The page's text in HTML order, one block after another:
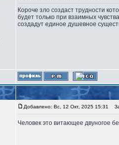
Короче зло создаст трудности
будет только при взаимных
создадут единое душевное
Добавлено: Вс, 12 Окт, 2025 15:31
Человек это витающее двуногое